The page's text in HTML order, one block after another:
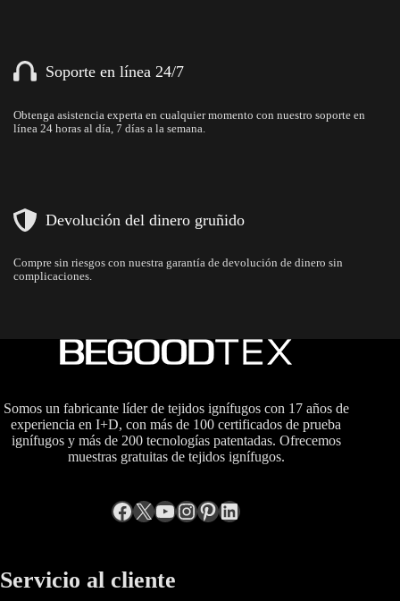
Soporte en línea 24/7
Obtenga asistencia experta en cualquier momento con nuestro soporte en
línea 24 horas al día, 7 días a la semana.
Devolución del dinero gruñido
Compre sin riesgos con nuestra garantía de devolución de dinero sin
complicaciones.
Somos un fabricante líder de tejidos ignífugos con 17 años de
experiencia en I+D, con más de 100 certificados de prueba
ignífugos y más de 200 tecnologías patentadas. Ofrecemos
muestras gratuitas de tejidos ignífugos.
Facebook
incógnita
YouTube
Instagram
Pinterest
LinkedIn
Servicio al cliente